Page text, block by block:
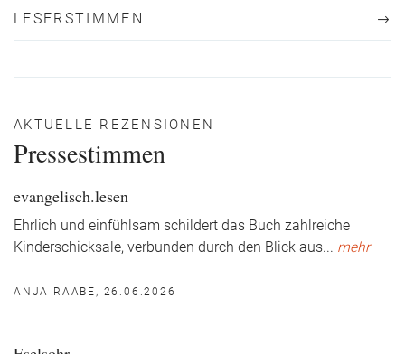
LESERSTIMMEN
AKTUELLE REZENSIONEN
Pressestimmen
evangelisch.lesen
Ehrlich und einfühlsam schildert das Buch zahlreiche
Kinderschicksale, verbunden durch den Blick aus... mehr
ANJA RAABE, 26.06.2026